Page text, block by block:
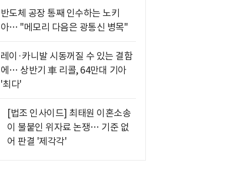
반도체 공장 통째 인수하는 노키
아… "메모리 다음은 광통신 병목"
레이·카니발 시동꺼질 수 있는 결함
에… 상반기 車 리콜, 64만대 기아
'최다'
[법조 인사이드] 최태원 이혼소송
이 불붙인 위자료 논쟁… 기준 없
어 판결 '제각각'